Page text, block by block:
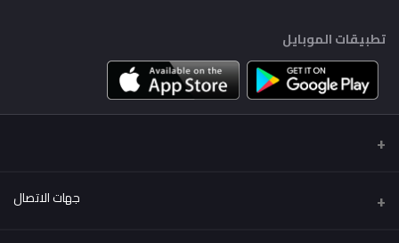
تطبيقات الموبايل
جهات الاتصال